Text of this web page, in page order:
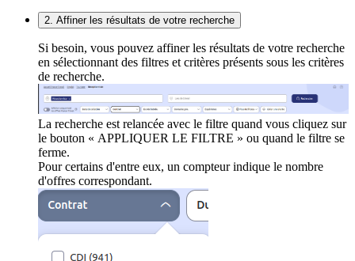
2. Affiner les résultats de votre recherche
Si besoin, vous pouvez affiner les résultats de votre recherche
en sélectionnant des filtres et critères présents sous les critères
de recherche.
La recherche est relancée avec le filtre quand vous cliquez sur
le bouton « APPLIQUER LE FILTRE » ou quand le filtre se
ferme.
Pour certains d'entre eux, un compteur indique le nombre
d'offres correspondant.